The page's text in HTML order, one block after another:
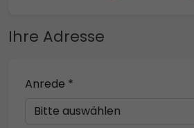
Ihre Adresse
Anrede *